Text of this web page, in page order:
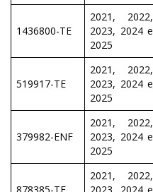
1436800-TE
2021, 2022,
2023, 2024 e
2025
519917-TE
2021, 2022,
2023, 2024 e
2025
379982-ENF
2021, 2022,
2023, 2024 e
2025
2021, 2022,